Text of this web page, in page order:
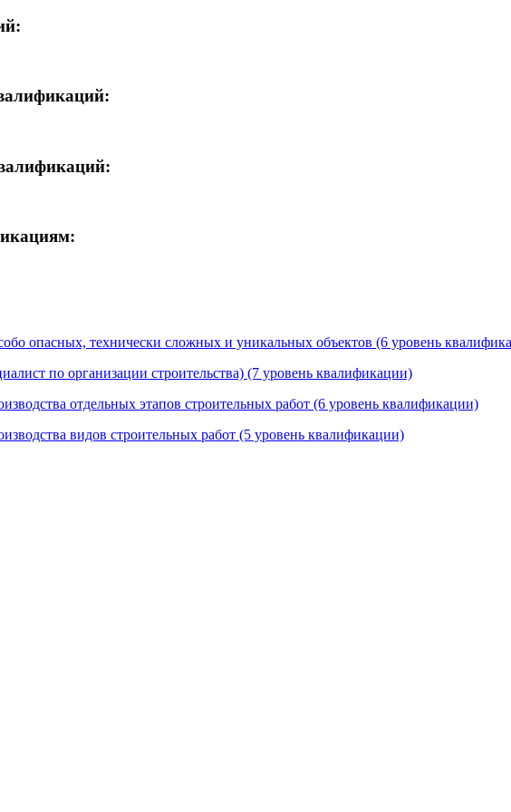
опасных, технически сложных и уникальных объектов (6 уровень
по организации строительства) (7 уровень квалификации)
отдельных этапов строительных работ (6 уровень квалификации)
видов строительных работ (5 уровень квалификации)